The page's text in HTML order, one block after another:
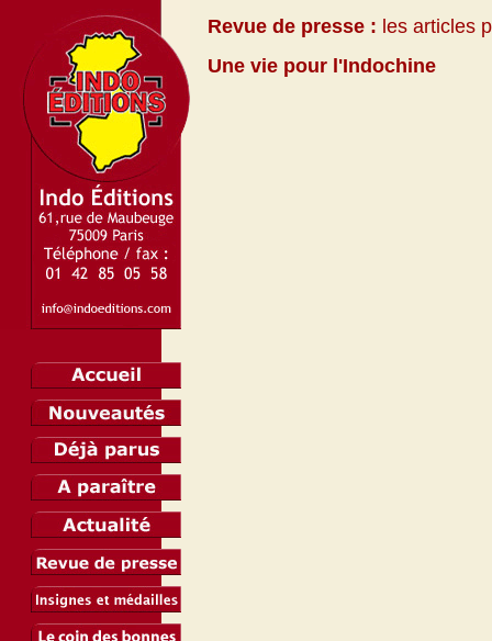
Revue de presse : les articles
Une vie pour l'Indochine